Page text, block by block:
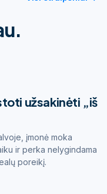
užsakinėti „iš
įmonė moka
ir perka nelygindama
poreikį.